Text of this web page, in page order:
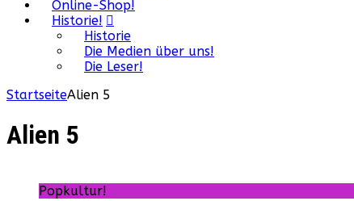
Online-Shop!
Historie!
Historie
Die Medien über uns!
Die Leser!
StartseiteAlien 5
Alien 5
Popkultur!